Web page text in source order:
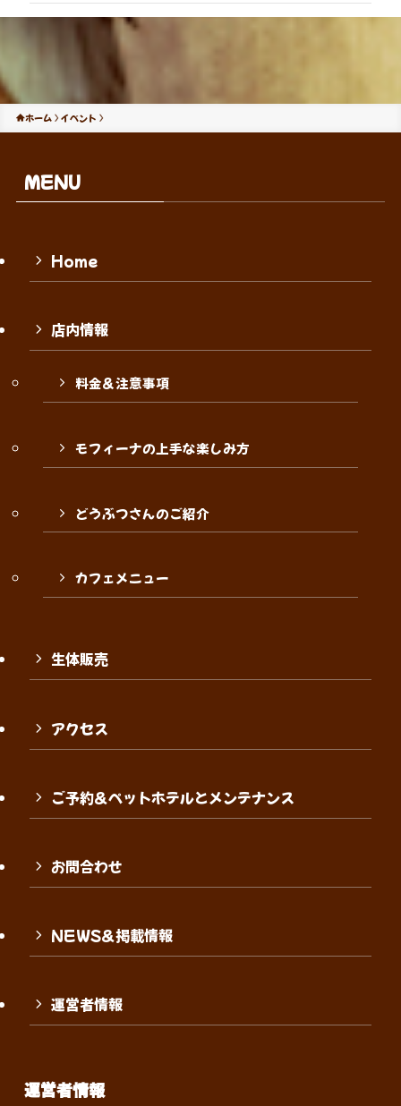
ホーム イベント
MENU
Home
店内情報
料金＆注意事項
モフィーナの上手な楽しみ方
どうぶつさんのご紹介
カフェメニュー
生体販売
アクセス
ご予約＆ペットホテルとメンテナンス
お問合わせ
NEWS＆掲載情報
運営者情報
運営者情報